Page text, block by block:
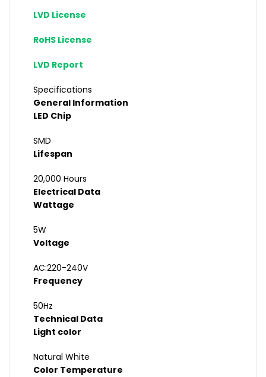
LVD License
RoHS License
LVD Report
Specifications
General Information
LED Chip
SMD
Lifespan
20,000 Hours
Electrical Data
Wattage
5W
Voltage
AC:220-240V
Frequency
50Hz
Technical Data
Light color
Natural White
Color Temperature